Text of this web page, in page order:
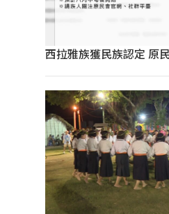
西拉雅族獲民族認定 原